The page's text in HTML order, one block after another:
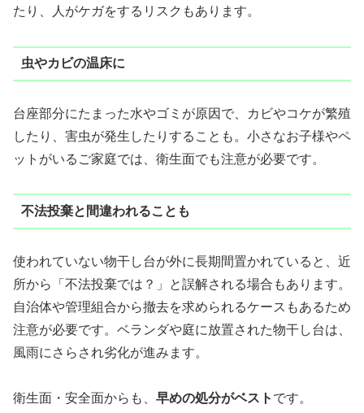
たり、人がケガをするリスクもあります。
虫やカビの温床に
台座部分にたまった水やゴミが原因で、カビやコケが繁殖
したり、害虫が発生したりすることも。小さなお子様やペ
ットがいるご家庭では、衛生面でも注意が必要です。
不法投棄と間違われることも
使われていない物干し台が外に長期間置かれていると、近
所から「不法投棄では？」と誤解される場合もあります。
自治体や管理組合から撤去を求められるケースもあるため
注意が必要です。ベランダや庭に放置された物干し台は、
風雨にさらされ劣化が進みます。
衛生面・安全面からも、 早めの処分がベスト です。